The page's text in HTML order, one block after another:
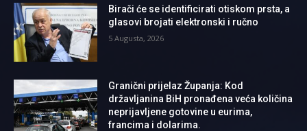
Birači će se identificirati otiskom prsta, a
glasovi brojati elektronski i ručno
5 Augusta, 2026
Granični prijelaz Županja: Kod
državljanina BiH pronađena veća količina
neprijavljene gotovine u eurima,
francima i dolarima.